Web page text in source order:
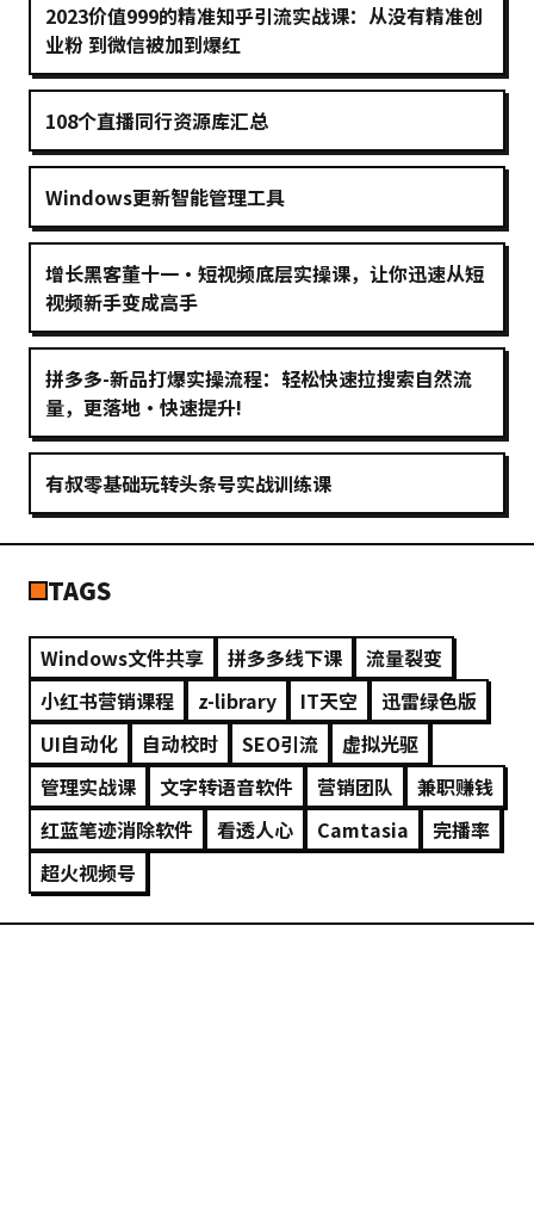
2023价值999的精准知乎引流实战课：从没有精准创
业粉 到微信被加到爆红
108个直播同行资源库汇总
Windows更新智能管理工具
增长黑客董十一·短视频底层实操课，让你迅速从短
视频新手变成高手
拼多多-新品打爆实操流程：轻松快速拉搜索自然流
量，更落地·快速提升!
有叔零基础玩转头条号实战训练课
TAGS
Windows文件共享 拼多多线下课
流量裂变
小红书营销课程
z-library IT天空
迅雷绿色版
UI自动化
自动校时 SEO引流
虚拟光驱
管理实战课
文字转语音软件 营销团队
兼职赚钱
红蓝笔迹消除软件
看透人心 Camtasia
完播率
超火视频号